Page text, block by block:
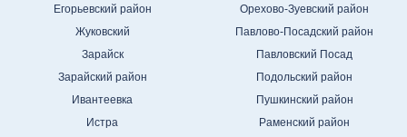
Егорьевский район
Жуковский
Зарайск
Зарайский район
Ивантеевка
Истра
Орехово-Зуевский район
Павлово-Посадский район
Павловский Посад
Подольский район
Пушкинский район
Раменский район